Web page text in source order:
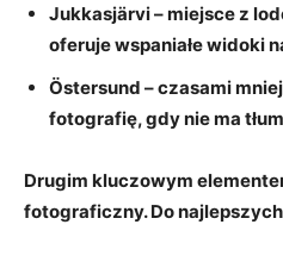
Jukkasjärvi– miejsce z
oferuje wspaniałe widoki
Östersund – czasami
fotografię, gdy nie ma
Drugim kluczowym
fotograficzny. Do